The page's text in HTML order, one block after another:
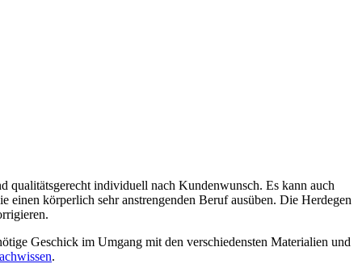
qualitätsgerecht individuell nach Kundenwunsch. Es kann auch
körperlich sehr anstrengenden Beruf ausüben. Die Herdegen
Geschick im Umgang mit den verschiedensten Materialien und
.